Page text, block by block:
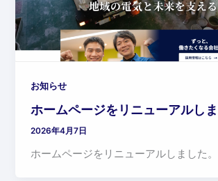
お知らせ
ホームページをリニューアルし
2026年4月7日
ホームページをリニューアルしました